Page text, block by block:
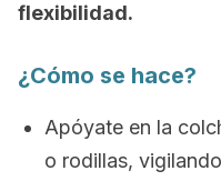
flexibilidad.
¿Cómo se hace?
Apóyate en la
o rodillas,